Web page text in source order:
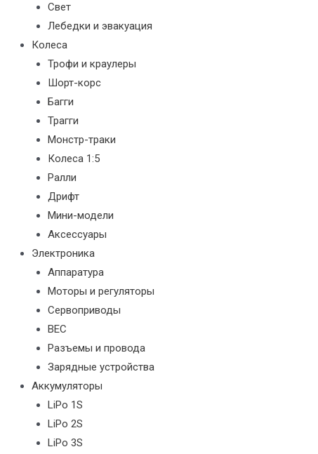
Свет
Лебедки и эвакуация
Колеса
Трофи и краулеры
Шорт-корс
Багги
Трагги
Монстр-траки
Колеса 1:5
Ралли
Дрифт
Мини-модели
Аксессуары
Электроника
Аппаратура
Моторы и регуляторы
Сервоприводы
BEC
Разъемы и провода
Зарядные устройства
Аккумуляторы
LiPo 1S
LiPo 2S
LiPo 3S